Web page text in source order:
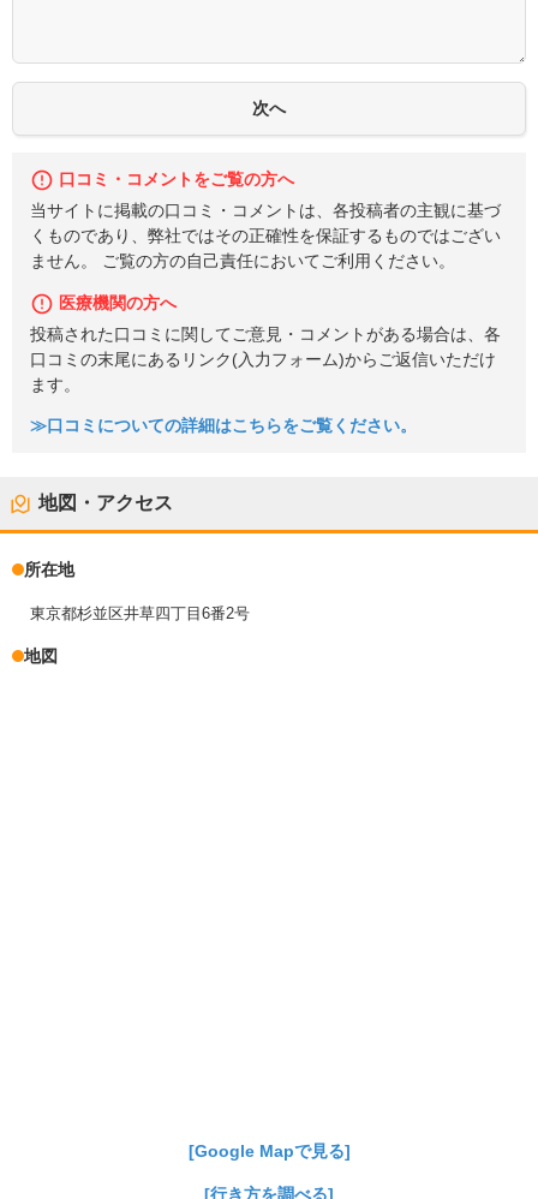
口コミ・コメントをご覧の方へ
当サイトに掲載の口コミ・コメントは、各投稿者の主観に基づ
くものであり、弊社ではその正確性を保証するものではござい
ません。 ご覧の方の自己責任においてご利用ください。
医療機関の方へ
投稿された口コミに関してご意見・コメントがある場合は、各
口コミの末尾にあるリンク(入力フォーム)からご返信いただけ
ます。
≫口コミについての詳細はこちらをご覧ください。
地図・アクセス
所在地
東京都杉並区井草四丁目6番2号
地図
[Google Mapで見る]
[行き方を調べる]